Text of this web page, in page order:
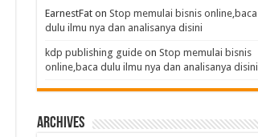
EarnestFaton Stop memulai bisnis online,baca
dulu ilmu nya dan analisanya disini
kdp publishing guideon Stop memulai bisnis
online,baca dulu ilmu nya dan analisanya disini
Archives